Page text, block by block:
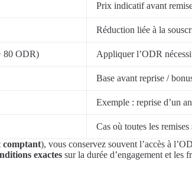
Prix indicatif avant
Réduction liée à la
80 ODR) Appliquer l’ODR
Base avant reprise /
Exemple : reprise d’un
Cas où toutes les
comptant), vous conservez souvent l’accès à
exactes sur la durée d’engagement et les